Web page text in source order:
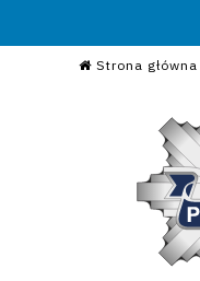
Strona główna